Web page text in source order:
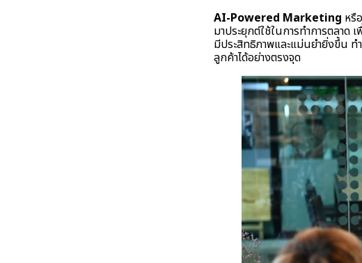
AI-Powered Marketing หรือ
มาประยุกต์ใช้ในการทำการตลาด
มีประสิทธิภาพและแม่นยำยิ่งขึ้น ท
ลูกค้าได้อย่างตรงจุด